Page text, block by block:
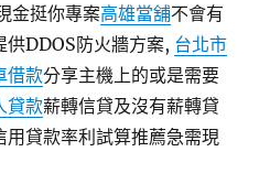
金挺你專案高雄當舖不會有
供DDOS防火牆方案, 台北市
借款分享主機上的或是需要
貸款薪轉信貸及沒有薪轉貸
貸款率利試算推薦急需現